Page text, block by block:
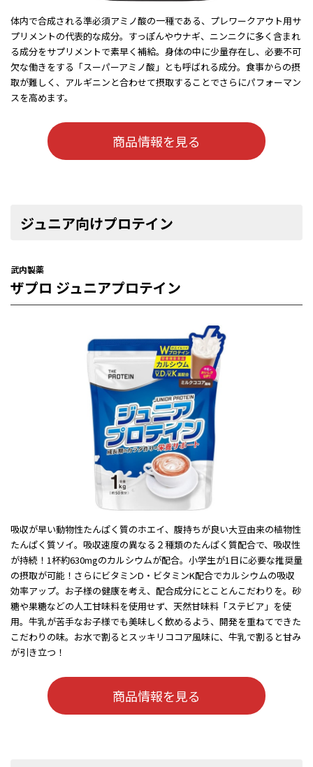
体内で合成される準必須アミノ酸の一種である、プレワークアウト用サ
プリメントの代表的な成分。すっぽんやウナギ、ニンニクに多く含まれ
る成分をサプリメントで素早く補給。身体の中に少量存在し、必要不可
欠な働きをする「スーパーアミノ酸」とも呼ばれる成分。食事からの摂
取が難しく、アルギニンと合わせて摂取することでさらにパフォーマン
スを高めます。
商品情報を見る
ジュニア向けプロテイン
武内製薬
ザプロ ジュニアプロテイン
吸収が早い動物性たんぱく質のホエイ、腹持ちが良い大豆由来の植物性
たんぱく質ソイ。吸収速度の異なる２種類のたんぱく質配合で、吸収性
が持続！1杯約630mgのカルシウムが配合。小学生が1日に必要な推奨量
の摂取が可能！さらにビタミンD・ビタミンK配合でカルシウムの吸収
効率アップ。お子様の健康を考え、配合成分にとことんこだわりを。砂
糖や果糖などの人工甘味料を使用せず、天然甘味料「ステビア」を使
用。牛乳が苦手なお子様でも美味しく飲めるよう、開発を重ねてできた
こだわりの味。お水で割るとスッキリココア風味に、牛乳で割ると甘み
が引き立つ！
商品情報を見る